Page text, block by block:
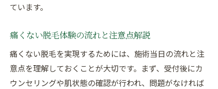
ています。
痛くない脱毛体験の流れと注意点解説
痛くない脱毛を実現するためには、施術当日の流れと注
意点を理解しておくことが大切です。まず、受付後にカ
ウンセリングや肌状態の確認が行われ、問題がなければ